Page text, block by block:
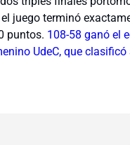
juego terminó
puntos. 108-58 ganó el
UdeC, que clasificó